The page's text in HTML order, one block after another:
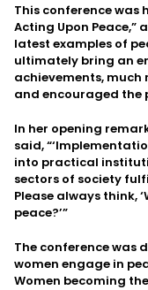
This conference was
Acting Upon Peace,”
latest examples of
ultimately bring an
achievements,
and encouraged the
In her opening
said,
into practical
sectors of society
Please always think,
peace?’”
The conference was
women engage in
Women becoming